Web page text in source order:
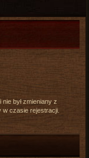
był zmieniany z
czasie rejestracji.